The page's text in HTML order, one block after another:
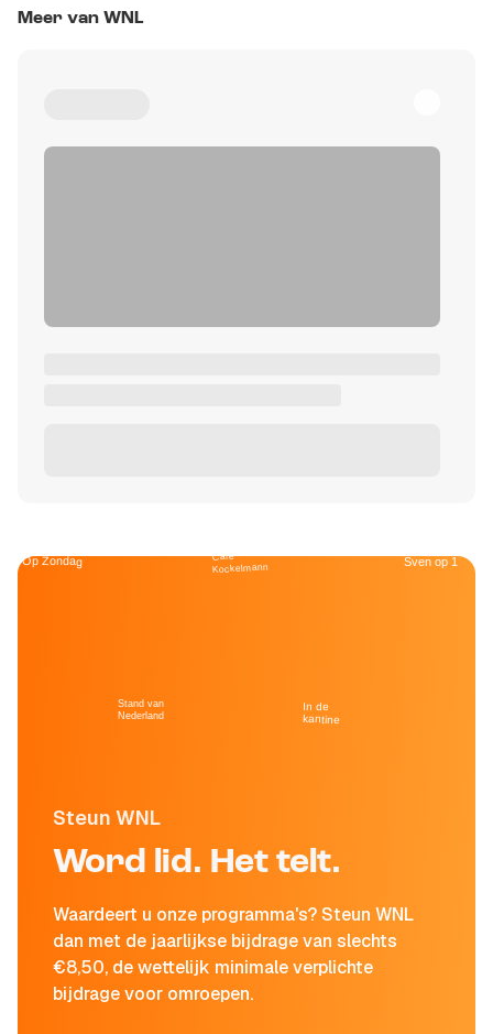
Meer van WNL
Steun WNL
Word lid. Het telt.
Waardeert u onze programma's? Steun WNL
dan met de jaarlijkse bijdrage van slechts
€8,50, de wettelijk minimale verplichte
bijdrage voor omroepen.
Op Zondag
Stand van
Nederland
Café
Kockelmann
In de
kantine
Sven op 1